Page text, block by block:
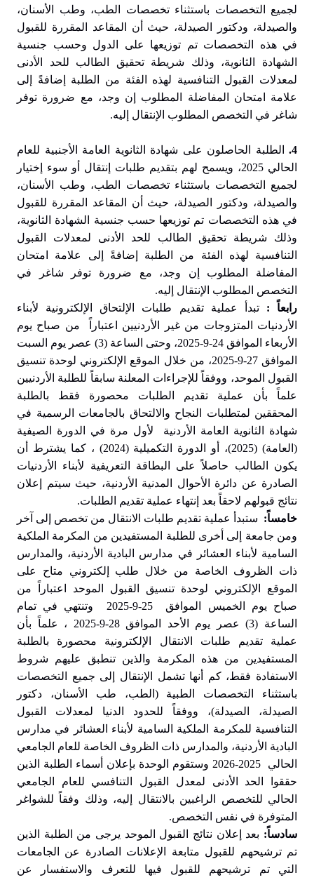
لجميع التخصصات باستثناء تخصصات الطب، وطب الأسنان،
والصيدلة، ودكتور الصيدلة، حيث أن المقاعد المقررة للقبول
في هذه التخصصات تم توزيعها على الدول وحسب جنسية
الشهادة الثانوية، وذلك شريطة تحقيق الطالب للحد الأدنى
لمعدلات القبول التنافسية لهذه الفئة من الطلبة إضافةً إلى
علامة امتحان المفاضلة المطلوب إن وجد، مع ضرورة توفر
شاغر في التخصص المطلوب الإنتقال إليه.
4.
الطلبة الحاصلون على شهادة الثانوية العامة الأجنبية للعام
الحالي 2025، ويسمح لهم بتقديم طلبات إنتقال أو سوء إختيار
لجميع التخصصات باستثناء تخصصات الطب، وطب الأسنان،
والصيدلة، ودكتور الصيدلة، حيث أن المقاعد المقررة للقبول
في هذه التخصصات تم توزيعها حسب جنسية الشهادة الثانوية،
وذلك شريطة تحقيق الطالب للحد الأدنى لمعدلات القبول
التنافسية لهذه الفئة من الطلبة إضافةً إلى علامة امتحان
المفاضلة المطلوب إن وجد، مع ضرورة توفر شاغر في
التخصص المطلوب الإنتقال إليه.
رابعاً :تبدأ عملية تقديم طلبات الإلتحاق الإلكترونية لأبناء
الأردنيات المتزوجات من غير الأردنيين اعتباراً من صباح يوم
الأربعاء الموافق 24-9-2025، وحتى الساعة (3) عصر يوم السبت
الموافق 27-9-2025، من خلال الموقع الإلكتروني لوحدة تنسيق
القبول الموحد، ووفقاً للإجراءات المعلنة سابقاً للطلبة الأردنيين
علماً بأن عملية تقديم الطلبات محصورة فقط بالطلبة
المحققين لمتطلبات النجاح والالتحاق بالجامعات الرسمية في
شهادة الثانوية العامة الأردنية لأول مرة في الدورة الصيفية
(العامة) (2025)، أو الدورة التكميلية (2024) ، كما يشترط أن
يكون الطالب حاصلاً على البطاقة التعريفية لأبناء الأردنيات
الصادرة عن دائرة الأحوال المدنية الأردنية، حيث سيتم إعلان
نتائج قبولهم لاحقاً بعد إنتهاء عملية تقديم الطلبات.
خامساً: ستبدأ عملية تقديم طلبات الانتقال من تخصص إلى آخر
ومن جامعة إلى أخرى للطلبة المستفيدين من المكرمة الملكية
السامية لأبناء العشائر في مدارس البادية الأردنية، والمدارس
ذات الظروف الخاصة من خلال طلب إلكتروني متاح على
الموقع الإلكتروني لوحدة تنسيق القبول الموحد اعتباراً من
صباح يوم الخميس الموافق 25-9-2025 وتنتهي في تمام
الساعة (3) عصر يوم الأحد الموافق 28-9-2025 ، علماً بأن
عملية تقديم طلبات الانتقال الإلكترونية محصورة بالطلبة
المستفيدين من هذه المكرمة والذين تنطبق عليهم شروط
الاستفادة فقط، كم أنها تشمل الإنتقال إلى جميع التخصصات
باستثناء التخصصات الطبية (الطب، طب الأسنان، دكتور
الصيدلة، الصيدلة)، ووفقاً للحدود الدنيا لمعدلات القبول
التنافسية للمكرمة الملكية السامية لأبناء العشائر في مدارس
البادية الأردنية، والمدارس ذات الظروف الخاصة للعام الجامعي
الحالي 2025-2026 وستقوم الوحدة بإعلان أسماء الطلبة الذين
حققوا الحد الأدنى لمعدل القبول التنافسي للعام الجامعي
الحالي للتخصص الراغبين بالانتقال إليه، وذلك وفقاً للشواغر
المتوفرة في نفس التخصص.
سادساً: بعد إعلان نتائج القبول الموحد يرجى من الطلبة الذين
تم ترشيحهم للقبول متابعة الإعلانات الصادرة عن الجامعات
التي تم ترشيحهم للقبول فيها للتعرف والاستفسار عن